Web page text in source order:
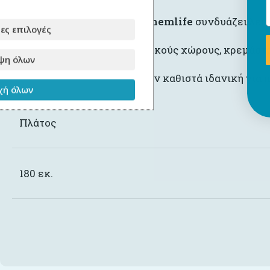
Τετράφυλλη ντουλάπα Bohemlife συνδυάζει
Με ευρύχωρους αποθηκευτικούς χώρους,
Ο μοντέρνος σχεδιασμός την καθιστά ιδανική
Πλάτος
180 εκ.
επιλογές
όλων
όλων